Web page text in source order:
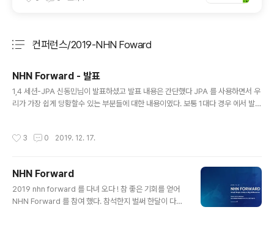
컨퍼런스/2019-NHN Foward
NHN Forward - 발표
1,4 세션-JPA 신동민님이 발표하셨고 발표 내용은 간단했다 JPA 를 사용하면서 우
리가 가장 쉽게 당황할수 있는 부분들에 대한 내용이였다. 보통 1대다 경우 에서 발생
않은 update 문이 추가로 실행되는것을 확인할수 있다. 이경우는 서로 관계를 명시
유를 해주는 자리였다. 그리고 N+1 현상에 대한 이유와 대응책에 대해서 공유 해주
는 시간을 가졌다. fetch join , entity grafh 사용시 많이 발생하는데 특히 paging
을 사용하는 상태..
3 0 2019. 12. 17.
NHN Forward
2019 nhn forward 를 다녀 오다 ! 참 좋은 기회를 얻어
NHN Forward 를 참여 했다. 참석한지 벌써 한달이 다됬